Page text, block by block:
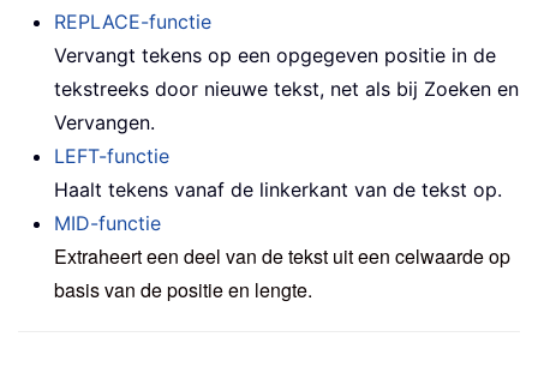
REPLACE-functie
Vervangt tekens op een opgegeven positie in de
tekstreeks door nieuwe tekst, net als bij Zoeken en
Vervangen.
LEFT-functie
Haalt tekens vanaf de linkerkant van de tekst op.
MID-functie
Extraheert een deel van de tekst uit een celwaarde op
basis van de positie en lengte.